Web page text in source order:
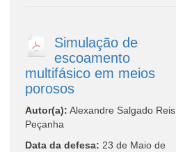
Simulação de
escoamento
multifásico em meios
porosos
Autor(a): Alexandre Salgado Reis
Peçanha
Data da defesa: 23 de Maio de